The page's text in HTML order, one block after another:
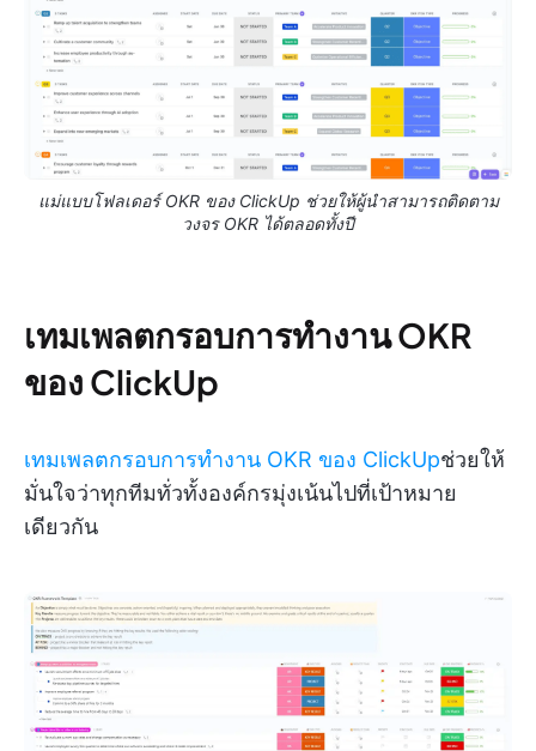
แม่แบบโฟลเดอร์ OKR ของ ClickUp ช่วยให้ผู้นำสามารถติดตาม
วงจร OKR ได้ตลอดทั้งปี
เทมเพลตกรอบการทำงาน OKR
ของ ClickUp
เทมเพลตกรอบการทำงาน OKR ของ ClickUpช่วยให้
มั่นใจว่าทุกทีมทั่วทั้งองค์กรมุ่งเน้นไปที่เป้าหมาย
เดียวกัน